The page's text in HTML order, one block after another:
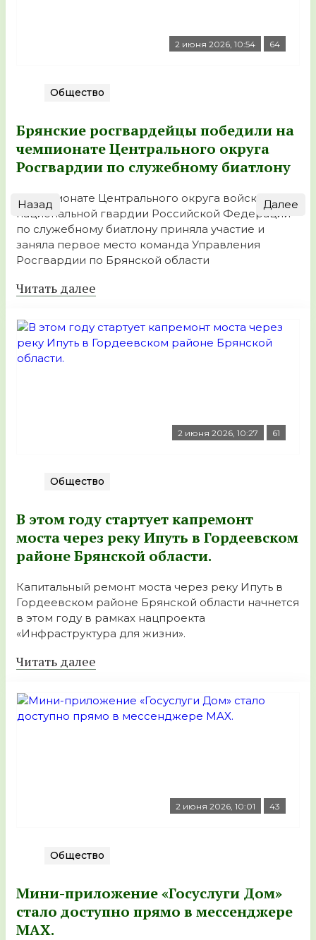
2 июня 2026, 10:54 64
Общество
Брянские росгвардейцы победили на
чемпионате Центрального округа
Росгвардии по служебному биатлону
В чемпионате Центрального округа войск
национальной гвардии Российской Федерации
по служебному биатлону приняла участие и
заняла первое место команда Управления
Росгвардии по Брянской области
Читать далее
2 июня 2026, 10:27 61
Общество
В этом году стартует капремонт
моста через реку Ипуть в Гордеевском
районе Брянской области.
Капитальный ремонт моста через реку Ипуть в
Гордеевском районе Брянской области начнется
в этом году в рамках нацпроекта
«Инфраструктура для жизни».
Читать далее
2 июня 2026, 10:01 43
Общество
Мини-приложение «Госуслуги Дом»
стало доступно прямо в мессенджере
MAX.
Назад Далее